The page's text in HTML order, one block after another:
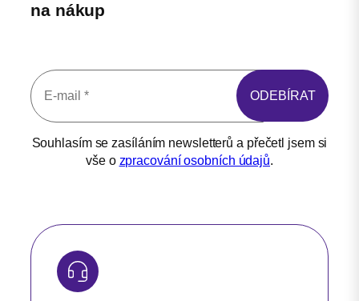
na nákup
Souhlasím se zasíláním newsletterů a přečetl jsem si
vše o zpracování osobních údajů.